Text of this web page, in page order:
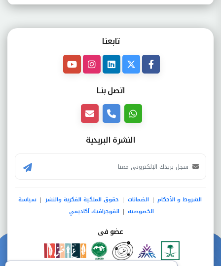
تابعنـا
اتصل بنــا
النشرة البريدية
الشروط و الأحكام | الضمانات | حقوق الملكية الفكرية والنشر | سياسة
الخصوصية | انفوجرافيك أكاديمي
عضو فى